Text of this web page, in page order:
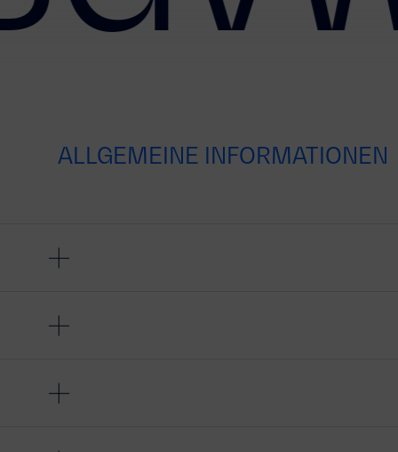
ALLGEMEINE INFORMATIONEN